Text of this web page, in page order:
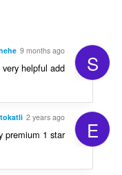
S
9 months ago
very helpful add
E
2 years ago
premium 1 star